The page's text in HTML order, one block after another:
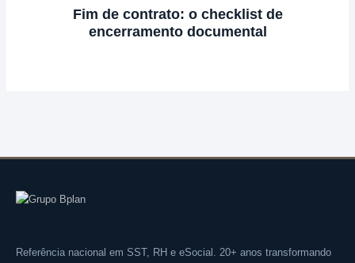
Fim de contrato: o checklist de
encerramento documental
Referência nacional em SST, RH e eSocial. 20+ anos transformando